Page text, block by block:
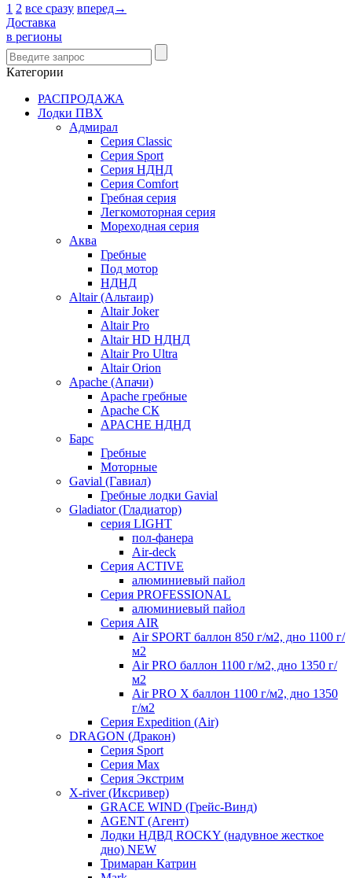
1 2 все сразу вперед→
Доставка
в регионы
Категории
РАСПРОДАЖА
Лодки ПВХ
Адмирал
Серия Classic
Серия Sport
Серия НДНД
Серия Comfort
Гребная серия
Легкомоторная серия
Мореходная серия
Аква
Гребные
Под мотор
НДНД
Altair (Альтаир)
Altair Joker
Altair Pro
Altair HD НДНД
Altair Pro Ultra
Altair Orion
Apache (Апачи)
Apache гребные
Apache СК
APACHE НДНД
Барс
Гребные
Моторные
Gavial (Гавиал)
Гребные лодки Gavial
Gladiator (Гладиатор)
серия LIGHT
пол-фанера
Air-deck
Серия ACTIVE
алюминиевый пайол
Серия PROFESSIONAL
алюминиевый пайол
Серия AIR
Air SPORT баллон 850 г/м2, дно 1100 г/
м2
Air PRO баллон 1100 г/м2, дно 1350 г/
м2
Air PRO X баллон 1100 г/м2, дно 1350
г/м2
Серия Expedition (Air)
DRAGON (Дракон)
Серия Sport
Серия Max
Серия Экстрим
X-river (Иксривер)
GRACE WIND (Грейс-Винд)
AGENT (Агент)
Лодки НДВД ROCKY (надувное жесткое
дно) NEW
Тримаран Катрин